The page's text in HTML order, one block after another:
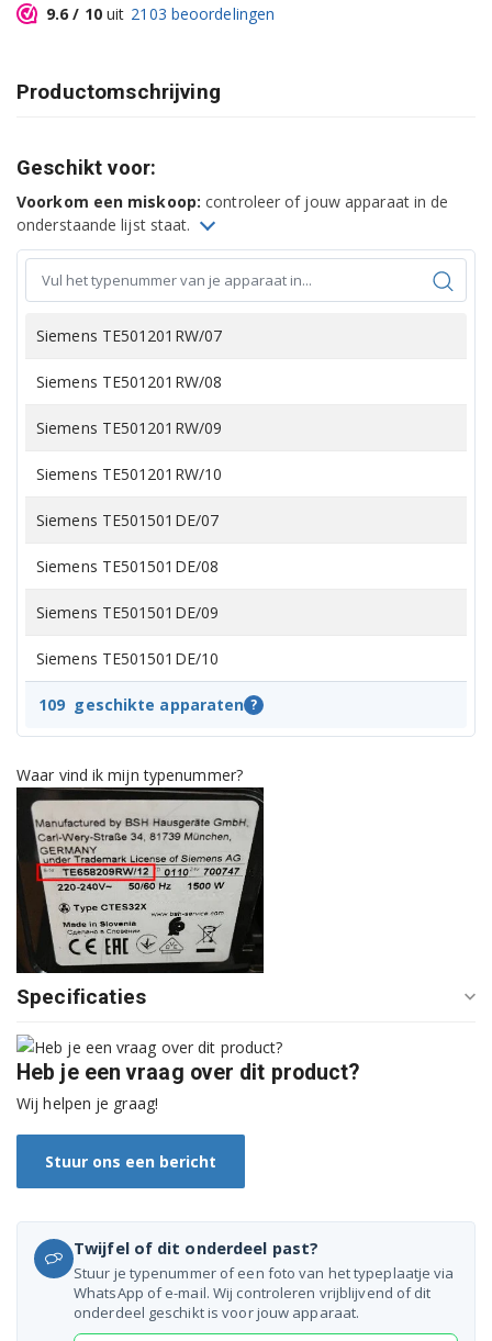
9.6 / 10uit 2103 beoordelingen
Productomschrijving
Geschikt voor:
Voorkom een miskoop: controleer of jouw apparaat in de
onderstaande lijst staat.
Siemens TE501201RW/07
Siemens TE501201RW/08
Siemens TE501201RW/09
Siemens TE501201RW/10
Siemens TE501501DE/07
Siemens TE501501DE/08
Siemens TE501501DE/09
Siemens TE501501DE/10
Siemens TE503201RW/01
Siemens TE503201RW/05
Siemens TE503201RW/10
Siemens TE503201RW/11
Siemens TE503201RW/12
Siemens TE503201RW/16
Siemens TE503501DE/01
Siemens TE503501DE/04
Siemens TE503501DE/10
Siemens TE503501DE/11
109 geschikte apparaten ?
Waar vind ik mijn typenummer?
Specificaties
Heb je een vraag over dit product?
Wij helpen je graag!
Stuur ons een bericht
Twijfel of dit onderdeel past?
Stuur je typenummer of een foto van het typeplaatje via
WhatsApp of e-mail. Wij controleren vrijblijvend of dit
onderdeel geschikt is voor jouw apparaat.